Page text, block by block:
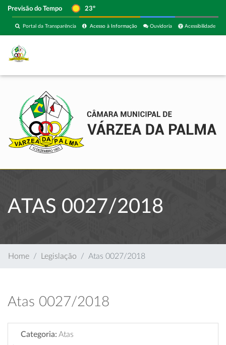
Previsão do Tempo 23º
Acessibilidade
Ouvidoria
Acesso à Informação
Portal da Transparência
ATAS 0027/2018
Home Legislação Atas 0027/2018
Atas 0027/2018
Categoria: Atas